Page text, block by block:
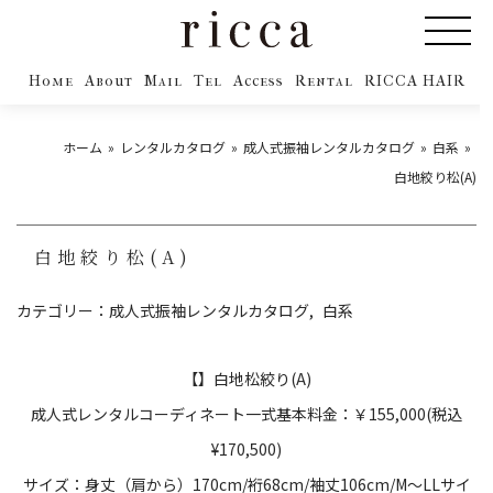
Home About Mail Tel Access Rental RICCA HAIR
ホーム レンタルカタログ 成人式振袖レンタルカタログ
白系
白地絞り松(A)
白地絞り松(A)
カテゴリー： 成人式振袖レンタルカタログ 白系
【】白地松絞り(A)
成人式レンタルコーディネート一式基本料金：￥155,000(税込
¥170,500)
サイズ：身丈（肩から）170cm/裄68cm/袖丈106cm/M〜LLサイ